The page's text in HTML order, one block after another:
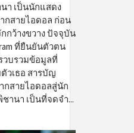
นา เป็นนักแสดง
กสายไอดอล ก่อน
กว้างขวาง ปัจจุบัน
ที่ยืนยันตัวตน
วบรวมข้อมูลที่
วเธอ สารบัญ
กสายไอดอลสู่นัก
านา เป็นที่จดจำ...